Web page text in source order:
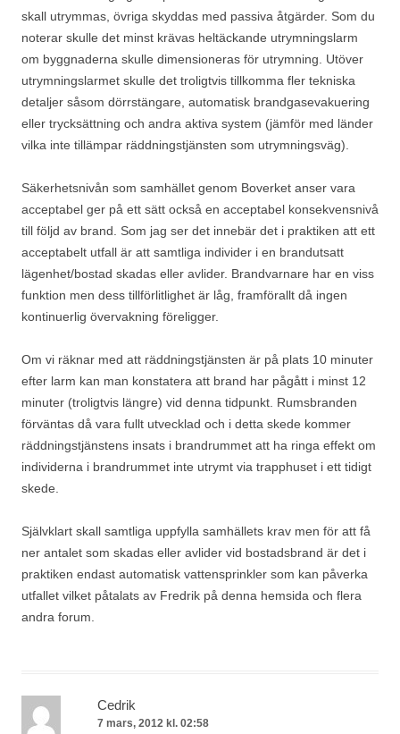
skall utrymmas, övriga skyddas med passiva åtgärder. Som du
noterar skulle det minst krävas heltäckande utrymningslarm
om byggnaderna skulle dimensioneras för utrymning. Utöver
utrymningslarmet skulle det troligtvis tillkomma fler tekniska
detaljer såsom dörrstängare, automatisk brandgasevakuering
eller trycksättning och andra aktiva system (jämför med länder
vilka inte tillämpar räddningstjänsten som utrymningsväg).
Säkerhetsnivån som samhället genom Boverket anser vara
acceptabel ger på ett sätt också en acceptabel konsekvensnivå
till följd av brand. Som jag ser det innebär det i praktiken att ett
acceptabelt utfall är att samtliga individer i en brandutsatt
lägenhet/bostad skadas eller avlider. Brandvarnare har en viss
funktion men dess tillförlitlighet är låg, framförallt då ingen
kontinuerlig övervakning föreligger.
Om vi räknar med att räddningstjänsten är på plats 10 minuter
efter larm kan man konstatera att brand har pågått i minst 12
minuter (troligtvis längre) vid denna tidpunkt. Rumsbranden
förväntas då vara fullt utvecklad och i detta skede kommer
räddningstjänstens insats i brandrummet att ha ringa effekt om
individerna i brandrummet inte utrymt via trapphuset i ett tidigt
skede.
Självklart skall samtliga uppfylla samhällets krav men för att få
ner antalet som skadas eller avlider vid bostadsbrand är det i
praktiken endast automatisk vattensprinkler som kan påverka
utfallet vilket påtalats av Fredrik på denna hemsida och flera
andra forum.
Cedrik
7 mars, 2012 kl. 02:58